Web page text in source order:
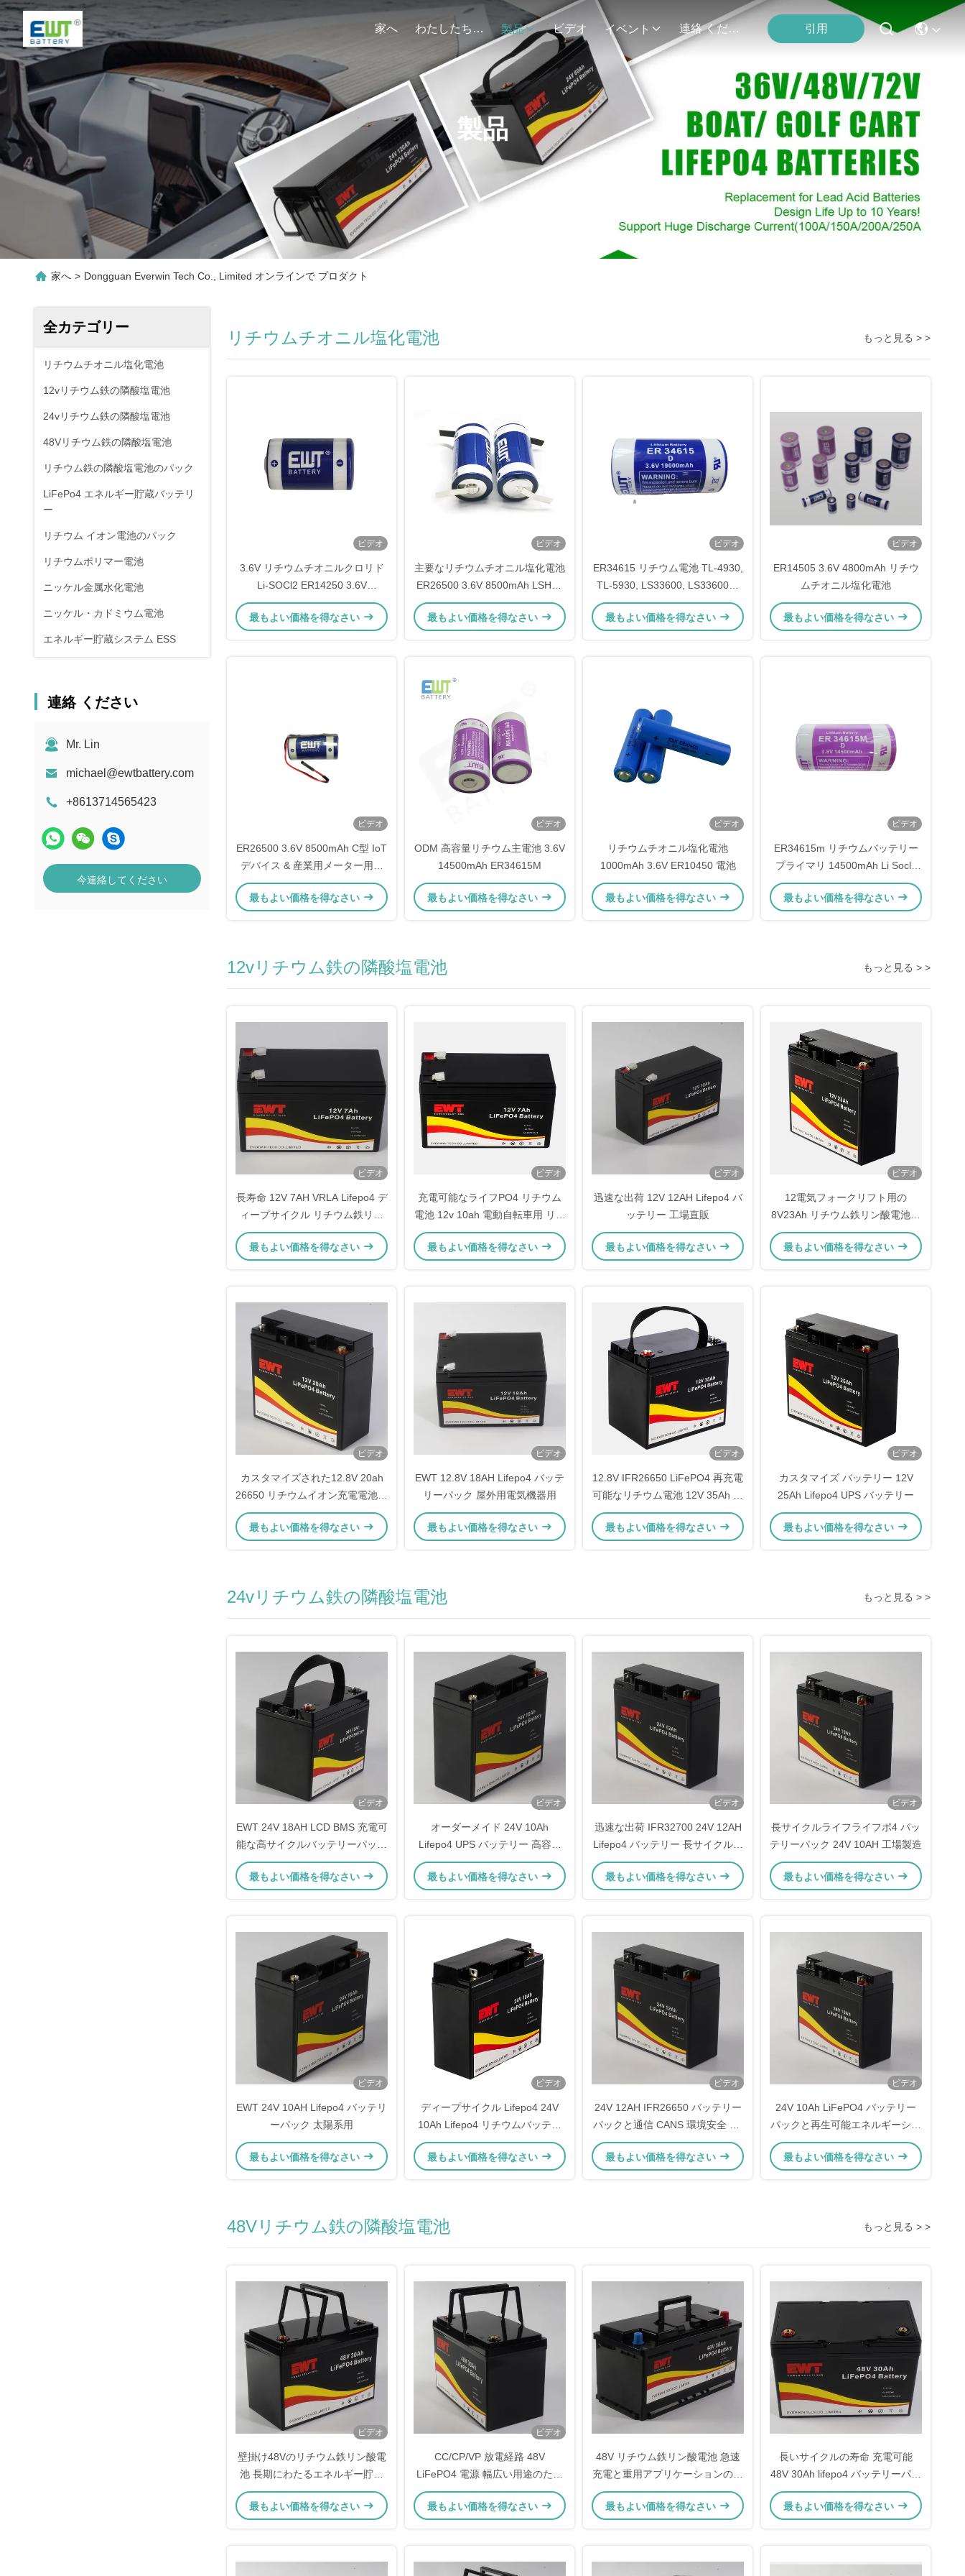
家へ わたしたち に つい て 製品 ビデオ イベント 連絡 ください 引用
製品
家へ > Dongguan Everwin Tech Co., Limited オンラインで プロダクト
全カテゴリー
リチウムチオニル塩化電池
12vリチウム鉄の隣酸塩電池
24vリチウム鉄の隣酸塩電池
48Vリチウム鉄の隣酸塩電池
リチウム鉄の隣酸塩電池のパック
LiFePo4 エネルギー貯蔵バッテリ
ー
リチウム イオン電池のパック
リチウムポリマー電池
ニッケル金属水化電池
ニッケル・カドミウム電池
エネルギー貯蔵システム ESS
連絡 ください
Mr. Lin
michael@ewtbattery.com
+8613714565423
今連絡してください
リチウムチオニル塩化電池 もっと見る > >
ビデオ
3.6V リチウムチオニルクロリド
Li-SOCl2 ER14250 3.6V
1200mAh 1/2AA TL-4902、TLL-
5902、LS14250、XL-050F、SB-
最もよい価格を得なさい
ビデオ
主要なリチウムチオニル塩化電池
ER26500 3.6V 8500mAh LSH14
リチウム電池
最もよい価格を得なさい
ビデオ
ER34615 リチウム電池 TL-4930,
TL-5930, LS33600, LS33600C,
XL-200F, XL-205F, SB-D01, SB-
D02, PT-2300
最もよい価格を得なさい
ビデオ
ER14505 3.6V 4800mAh リチウ
ムチオニル塩化電池
最もよい価格を得なさい
ビデオ
ER26500 3.6V 8500mAh C型 IoT
デバイス & 産業用メーター用リ
チウム電池
最もよい価格を得なさい
ビデオ
ODM 高容量リチウム主電池 3.6V
14500mAh ER34615M
最もよい価格を得なさい
ビデオ
リチウムチオニル塩化電池
1000mAh 3.6V ER10450 電池
最もよい価格を得なさい
ビデオ
ER34615m リチウムバッテリー
プライマリ 14500mAh Li Socl2
3.6V バッテリー
最もよい価格を得なさい
12vリチウム鉄の隣酸塩電池 もっと見る > >
ビデオ
長寿命 12V 7AH VRLA Lifepo4 デ
ィープサイクル リチウム鉄リン
酸電池パック
最もよい価格を得なさい
ビデオ
充電可能なライフPO4 リチウム
電池 12v 10ah 電動自転車用 リチ
ウム鉄リン酸電池パック
最もよい価格を得なさい
ビデオ
迅速な出荷 12V 12AH Lifepo4 バ
ッテリー 工場直販
最もよい価格を得なさい
ビデオ
12電気フォークリフト用の
8V23Ah リチウム鉄リン酸電池パ
ック
最もよい価格を得なさい
ビデオ
カスタマイズされた12.8V 20ah
26650 リチウムイオン充電電池パ
ック
最もよい価格を得なさい
ビデオ
EWT 12.8V 18AH Lifepo4 バッテ
リーパック 屋外用電気機器用
最もよい価格を得なさい
ビデオ
12.8V IFR26650 LiFePO4 再充電
可能なリチウム電池 12V 35Ah リ
チウム鉄リン酸電池 家電用
最もよい価格を得なさい
ビデオ
カスタマイズ バッテリー 12V
25Ah Lifepo4 UPS バッテリー
最もよい価格を得なさい
24vリチウム鉄の隣酸塩電池 もっと見る > >
ビデオ
EWT 24V 18AH LCD BMS 充電可
能な高サイクルバッテリーパック
のためのブルートゥース
最もよい価格を得なさい
ビデオ
オーダーメイド 24V 10Ah
Lifepo4 UPS バッテリー 高容量
フォークリフト用
最もよい価格を得なさい
ビデオ
迅速な出荷 IFR32700 24V 12AH
Lifepo4 バッテリー 長サイクル寿
命
最もよい価格を得なさい
ビデオ
長サイクルライフライフポ4 バッ
テリーパック 24V 10AH 工場製造
最もよい価格を得なさい
ビデオ
EWT 24V 10AH Lifepo4 バッテリ
ーパック 太陽系用
最もよい価格を得なさい
ビデオ
ディープサイクル Lifepo4 24V
10Ah Lifepo4 リチウムバッテリ
ー
最もよい価格を得なさい
ビデオ
24V 12AH IFR26650 バッテリー
パックと通信 CANS 環境安全 CE
認証 長寿命
最もよい価格を得なさい
ビデオ
24V 10Ah LiFePO4 バッテリー
パックと再生可能エネルギーシス
テムのためのBMS
最もよい価格を得なさい
48Vリチウム鉄の隣酸塩電池 もっと見る > >
ビデオ
壁掛け48Vのリチウム鉄リン酸電
池 長期にわたるエネルギー貯蔵
のための究極の解決策
最もよい価格を得なさい
ビデオ
CC/CP/VP 放電経路 48V
LiFePO4 電源 幅広い用途のため
の高速充電能力
最もよい価格を得なさい
48V リチウム鉄リン酸電池 急速
充電と重用アプリケーションのた
めの幅広い範囲
最もよい価格を得なさい
長いサイクルの寿命 充電可能
48V 30Ah lifepo4 バッテリーパッ
ク スクーター Eバイク ゴルフカ
ー
最もよい価格を得なさい